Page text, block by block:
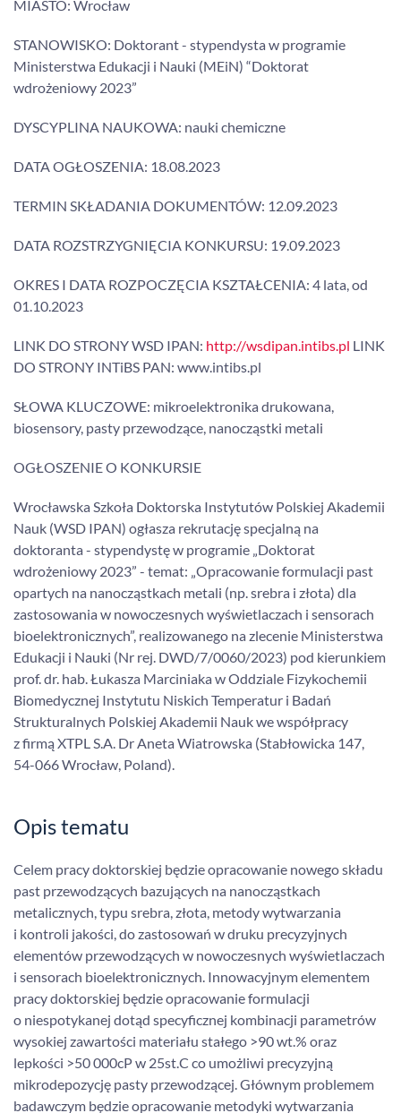
MIASTO: Wrocław
STANOWISKO: Doktorant - stypendysta w programie
Ministerstwa Edukacji i Nauki (MEiN) “Doktorat
wdrożeniowy 2023”
DYSCYPLINA NAUKOWA: nauki chemiczne
DATA OGŁOSZENIA: 18.08.2023
TERMIN SKŁADANIA DOKUMENTÓW: 12.09.2023
DATA ROZSTRZYGNIĘCIA KONKURSU: 19.09.2023
OKRES I DATA ROZPOCZĘCIA KSZTAŁCENIA: 4 lata, od
01.10.2023
LINK DO STRONY WSD IPAN: http://wsdipan.intibs.pl LINK
DO STRONY INTiBS PAN: www.intibs.pl
SŁOWA KLUCZOWE: mikroelektronika drukowana,
biosensory, pasty przewodzące, nanocząstki metali
OGŁOSZENIE O KONKURSIE
Wrocławska Szkoła Doktorska Instytutów Polskiej Akademii
Nauk (WSD IPAN) ogłasza rekrutację specjalną na
doktoranta - stypendystę w programie „Doktorat
wdrożeniowy 2023” - temat: „Opracowanie formulacji past
opartych na nanocząstkach metali (np. srebra i złota) dla
zastosowania w nowoczesnych wyświetlaczach i sensorach
bioelektronicznych”, realizowanego na zlecenie Ministerstwa
Edukacji i Nauki (Nr rej. DWD/7/0060/2023) pod kierunkiem
prof. dr. hab. Łukasza Marciniaka w Oddziale Fizykochemii
Biomedycznej Instytutu Niskich Temperatur i Badań
Strukturalnych Polskiej Akademii Nauk we współpracy
z firmą XTPL S.A. Dr Aneta Wiatrowska (Stabłowicka 147,
54-066 Wrocław, Poland).
Opis tematu
Celem pracy doktorskiej będzie opracowanie nowego składu
past przewodzących bazujących na nanocząstkach
metalicznych, typu srebra, złota, metody wytwarzania
i kontroli jakości, do zastosowań w druku precyzyjnych
elementów przewodzących w nowoczesnych wyświetlaczach
i sensorach bioelektronicznych. Innowacyjnym elementem
pracy doktorskiej będzie opracowanie formulacji
o niespotykanej dotąd specyficznej kombinacji parametrów
wysokiej zawartości materiału stałego >90 wt.% oraz
lepkości >50 000cP w 25st.C co umożliwi precyzyjną
mikrodepozycję pasty przewodzącej. Głównym problemem
badawczym będzie opracowanie metodyki wytwarzania